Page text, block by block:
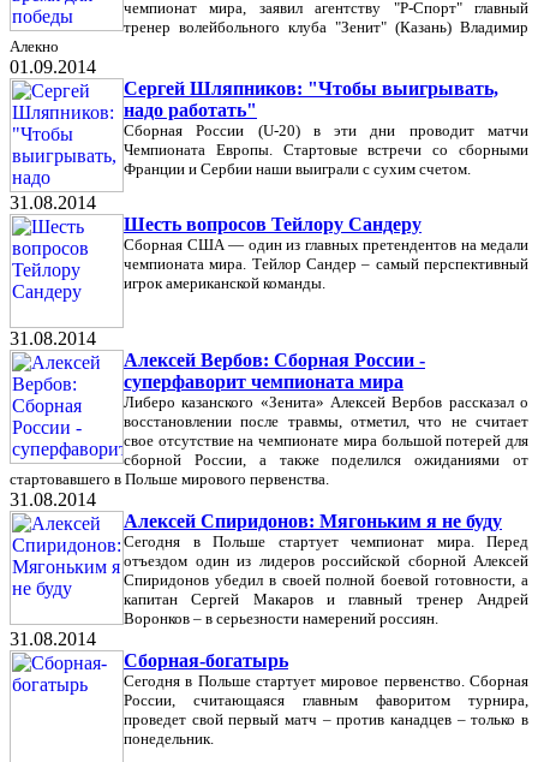
чемпионат мира, заявил агентству "Р-Спорт" главный
тренер волейбольного клуба "Зенит" (Казань) Владимир
Алекно
01.09.2014
Сергей Шляпников: "Чтобы выигрывать,
надо работать"
Сборная России (U-20) в эти дни проводит матчи
Чемпионата Европы. Стартовые встречи со сборными
Франции и Сербии наши выиграли с сухим счетом.
31.08.2014
Шесть вопросов Тейлору Сандеру
Сборная США — один из главных претендентов на медали
чемпионата мира. Тейлор Сандер – самый перспективный
игрок американской команды.
31.08.2014
Алексей Вербов: Сборная России -
суперфаворит чемпионата мира
Либеро казанского «Зенита» Алексей Вербов рассказал о
восстановлении после травмы, отметил, что не считает
свое отсутствие на чемпионате мира большой потерей для
сборной России, а также поделился ожиданиями от
стартовавшего в Польше мирового первенства.
31.08.2014
Алексей Спиридонов: Мягоньким я не буду
Сегодня в Польше стартует чемпионат мира. Перед
отъездом один из лидеров российской сборной Алексей
Спиридонов убедил в своей полной боевой готовности, а
капитан Сергей Макаров и главный тренер Андрей
Воронков – в серьезности намерений россиян.
31.08.2014
Сборная-богатырь
Сегодня в Польше стартует мировое первенство. Сборная
России, считающаяся главным фаворитом турнира,
проведет свой первый матч – против канадцев – только в
понедельник.